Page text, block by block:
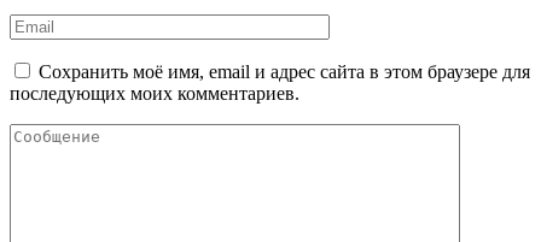
Сохранить моё имя, email и адрес сайта в этом браузере для
последующих моих комментариев.